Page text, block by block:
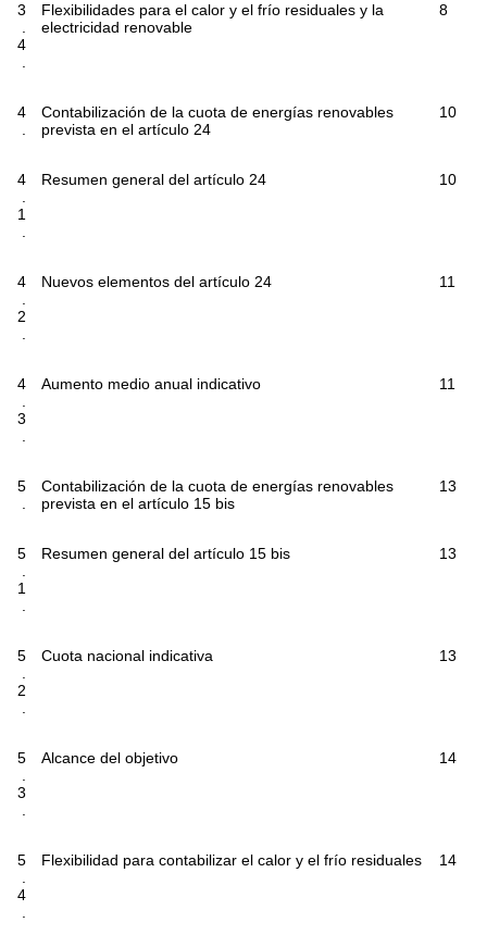
3
.
4
.
Flexibilidades para el calor y el frío residuales y la
electricidad renovable
8
4
.
Contabilización de la cuota de energías renovables
prevista en el artículo 24
10
4
.
1
.
Resumen general del artículo 24 10
4
.
2
.
Nuevos elementos del artículo 24 11
4
.
3
.
Aumento medio anual indicativo 11
5
.
Contabilización de la cuota de energías renovables
prevista en el artículo 15 bis
13
5
.
1
.
Resumen general del artículo 15 bis 13
5
.
2
.
Cuota nacional indicativa 13
5
.
3
.
Alcance del objetivo 14
5
.
4
.
Flexibilidad para contabilizar el calor y el frío residuales 14